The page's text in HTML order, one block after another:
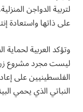
لتربية الدواجن
على ذاتها واستعادة
وتؤكد العربية لحماية
ليست مجرد مشروع
الفلسطينيين على
النباتي الذي يحمي